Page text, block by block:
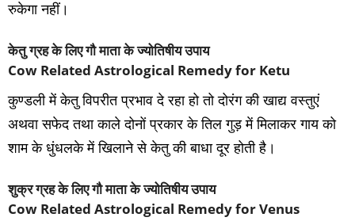
रुकेगा नहीं।
केतु ग्रह के लिए गौ माता के ज्योतिषीय उपाय
Cow Related Astrological Remedy for Ketu
कुण्‍डली में केतु विपरीत प्रभाव दे रहा हो तो दोरंग की खाद्य वस्‍तुएं
अथवा सफेद तथा काले दोनों प्रकार के तिल गुड़ में मिलाकर गाय को
शाम के धुंधलके में खिलाने से केतु की बाधा दूर होती है।
शुक्र ग्रह के लिए गौ माता के ज्योतिषीय उपाय
Cow Related Astrological Remedy for Venus